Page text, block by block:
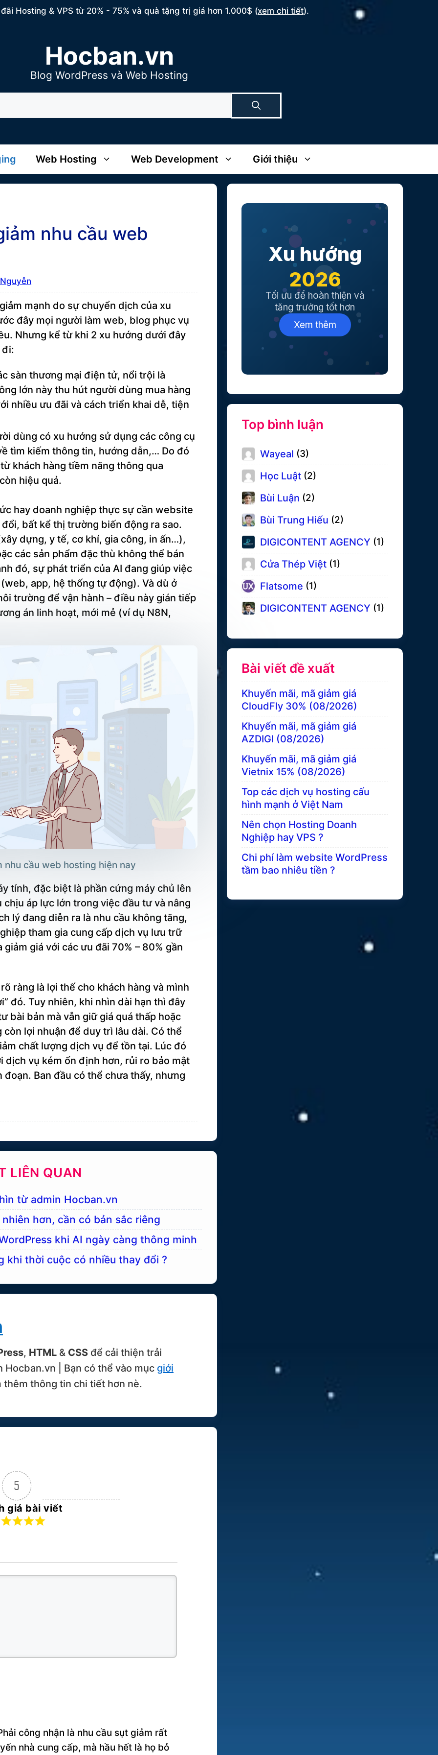
Hosting & VPS từ 20% - 75% và quà tặng trị giá hơn 1.000$ (xem chi tiết).
Hocban.vn
Blog WordPress và Web Hosting
Web Hosting Web Development Giới thiệu
nhu cầu web
mạnh do sự chuyển dịch của xu
đây mọi người làm web, blog phục vụ
Nhưng kể từ khi 2 xu hướng dưới đây
đi:
sàn thương mại điện tử, nổi trội là
lớn này thu hút người dùng mua hàng
nhiều ưu đãi và cách triển khai dễ, tiện
dùng có xu hướng sử dụng các công cụ
tìm kiếm thông tin, hướng dẫn,… Do đó
khách hàng tiềm năng thông qua
hiệu quả.
hay doanh nghiệp thực sự cần website
bất kể thị trường biến động ra sao.
dựng, y tế, cơ khí, gia công, in ấn…),
các sản phẩm đặc thù không thể bán
đó, sự phát triển của AI đang giúp việc
app, hệ thống tự động). Và dù ở
trường để vận hành – điều này gián tiếp
án linh hoạt, mới mẻ (ví dụ N8N,
nhu cầu web hosting hiện nay
tính, đặc biệt là phần cứng máy chủ lên
áp lực lớn trong việc đầu tư và nâng
lý đang diễn ra là nhu cầu không tăng,
tham gia cung cấp dịch vụ lưu trữ
giá với các ưu đãi 70% – 80% gần
ràng là lợi thế cho khách hàng và mình
đó. Tuy nhiên, khi nhìn dài hạn thì đây
bài bản mà vẫn giữ giá quá thấp hoặc
lợi nhuận để duy trì lâu dài. Có thể
chất lượng dịch vụ để tồn tại. Lúc đó
dịch vụ kém ổn định hơn, rủi ro bảo mật
Ban đầu có thể chưa thấy, nhưng
LIÊN QUAN
từ admin Hocban.vn
hơn, cần có bản sắc riêng
khi AI ngày càng thông minh
khi thời cuộc có nhiều thay đổi ?
, HTML & CSS để cải thiện trải
| Bạn có thể vào mục giới
thêm thông tin chi tiết hơn nè.
5
giá bài viết
công nhận là nhu cầu sụt giảm rất
nhà cung cấp, mà hầu hết là họ bỏ
Xu hướng
2026
Tối ưu để hoàn thiện và
tăng trưởng tốt hơn
Xem thêm
Top bình luận
Wayeal (3)
Học Luật (2)
Bùi Luận (2)
Bùi Trung Hiếu (2)
DIGICONTENT AGENCY (1)
Cửa Thép Việt (1)
Flatsome (1)
DIGICONTENT AGENCY (1)
Bài viết đề xuất
Khuyến mãi, mã giảm giá
CloudFly 30% (08/2026)
Khuyến mãi, mã giảm giá
AZDIGI (08/2026)
Khuyến mãi, mã giảm giá
Vietnix 15% (08/2026)
Top các dịch vụ hosting cấu
hình mạnh ở Việt Nam
Nên chọn Hosting Doanh
Nghiệp hay VPS ?
Chi phí làm website WordPress
tầm bao nhiêu tiền ?